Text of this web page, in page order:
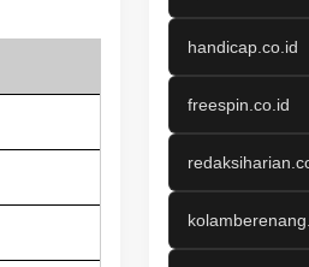
handicap.co.id
freespin.co.id